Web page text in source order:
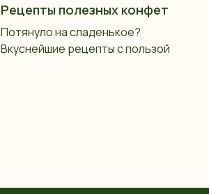
Рецепты полезных конфет
Потянуло на сладенькое?
Вкуснейшие рецепты с пользой